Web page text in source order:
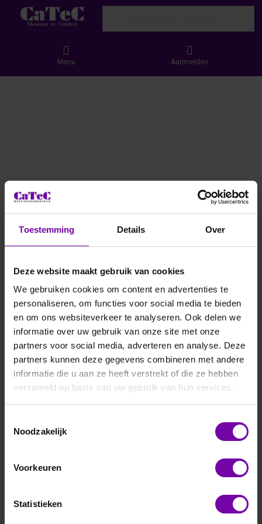
Toestemming Details Over
Deze website maakt gebruik van cookies
We gebruiken cookies om content en advertenties te
personaliseren, om functies voor social media te bieden
en om ons websiteverkeer te analyseren. Ook delen we
informatie over uw gebruik van onze site met onze
partners voor social media, adverteren en analyse. Deze
partners kunnen deze gegevens combineren met andere
informatie die u aan ze heeft verstrekt of die ze hebben
verzameld op basis van uw gebruik van hun services.
Noodzakelijk
Voorkeuren
Statistieken
Menu Aanmelden
E+E
EE610-HV51-A7-D2-AF8
druktransmitter ±25 ±50 ±100Pa, Auto Zero met display,
Bij vragen, bel ons